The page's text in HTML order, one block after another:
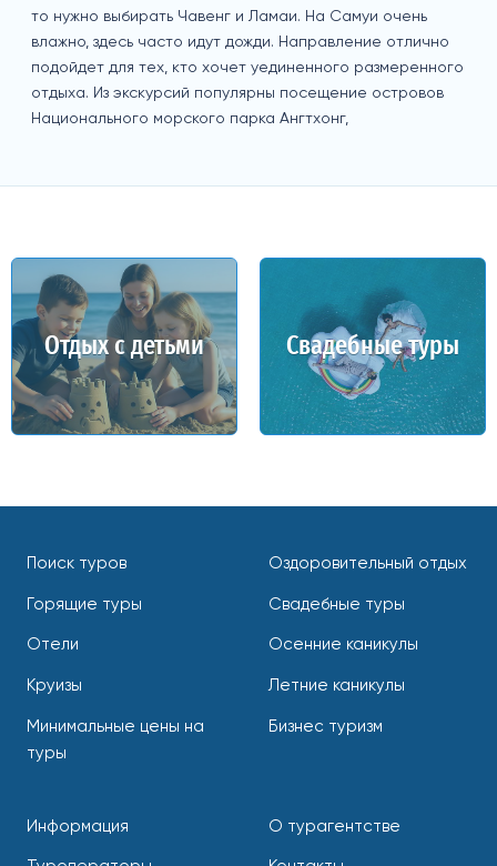
то нужно выбирать Чавенг и Ламаи. На Самуи очень
влажно, здесь часто идут дожди. Направление отлично
подойдет для тех, кто хочет уединенного размеренного
отдыха. Из экскурсий популярны посещение островов
Национального морского парка Ангтхонг,
Отдых с детьми Свадебные туры
Поиск туров
Горящие туры
Отели
Круизы
Минимальные цены на
туры
Оздоровительный отдых
Свадебные туры
Осенние каникулы
Летние каникулы
Бизнес туризм
Информация О турагентстве